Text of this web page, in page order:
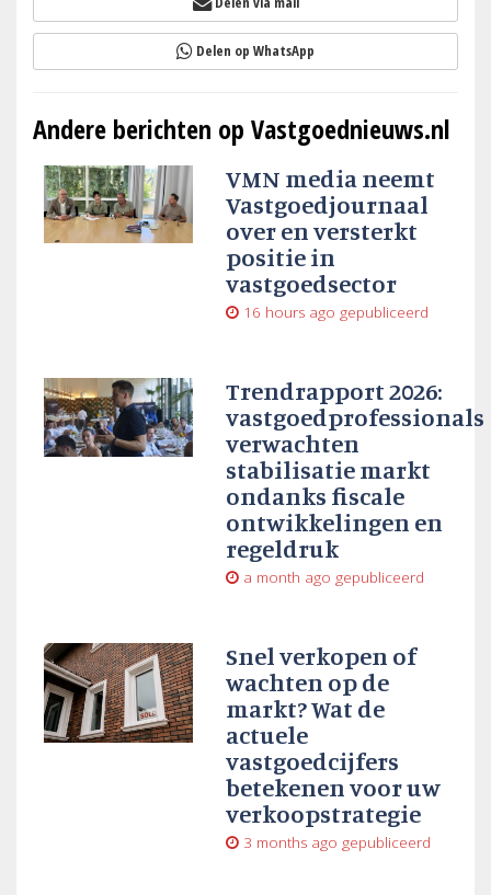
Delen op WhatsApp
Andere berichten op Vastgoednieuws.nl
VMN media neemt
Vastgoedjournaal
over en versterkt
positie in
vastgoedsector
16 hours ago gepubliceerd
Trendrapport 2026:
vastgoedprofessionals
verwachten
stabilisatie markt
ondanks fiscale
ontwikkelingen en
regeldruk
a month ago gepubliceerd
Snel verkopen of
wachten op de
markt? Wat de
actuele
vastgoedcijfers
betekenen voor uw
verkoopstrategie
3 months ago gepubliceerd